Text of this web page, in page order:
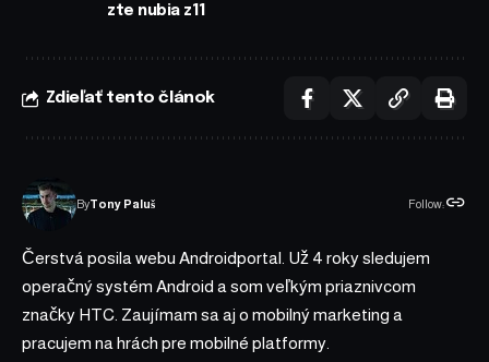
zte nubia z11
Zdieľať tento článok
ByTony Paluš Follow:
Čerstvá posila webu Androidportal. Už 4 roky sledujem
operačný systém Android a som veľkým priaznivcom
značky HTC. Zaujímam sa aj o mobilný marketing a
pracujem na hrách pre mobilné platformy.